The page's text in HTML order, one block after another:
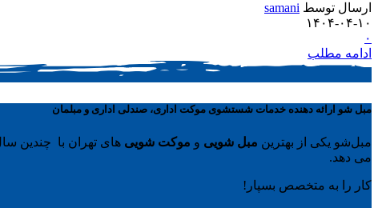
ارسال توسط samani
۱۴۰۴-۰۴-۱۰
۰
ادامه مطلب
مبل شو ارائه دهنده خدمات شستشوی موکت اداری، صندلی اداری و مبلمان
مبل‌شو یکی از بهترین مبل شویی و موکت شویی های تهران با چندین
می دهد.
کار را به متخصص بسپار!